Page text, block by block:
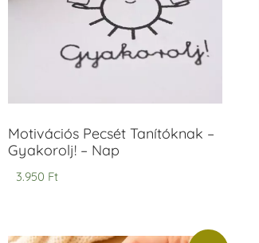
Motivációs Pecsét Tanítóknak –
Gyakorolj! – Nap
3.950 Ft